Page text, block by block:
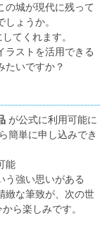
の城が現代に残って
ょうか。
てくれます。
ラストを活用できる
いですか？
が公式に利用可能に
簡単に申し込みでき
能
う強い思いがある
緻な筆致が、次の世
ら楽しみです。